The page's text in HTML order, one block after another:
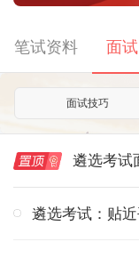
笔试资料 面
面试技巧
遴选考试
遴选考试：贴